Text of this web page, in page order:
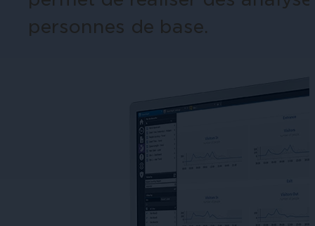
Éducation
L'hospitalité
Améliorez la sécurité des clients,
personnes de base.